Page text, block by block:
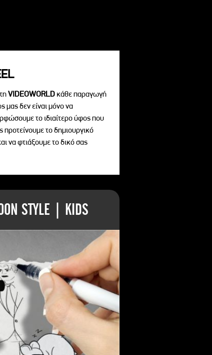
VIDEOWORLD κάθε παραγωγή
μας δεν είναι μόνο να
το ιδιαίτερο ύφος που
προτείνουμε το δημιουργικό
να φτιάξουμε το δικό σας
STYLE | KIDS